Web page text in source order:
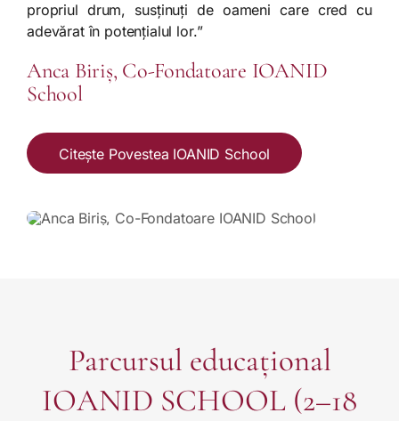
propriul drum, susținuți de oameni care cred cu
adevărat în potențialul lor.”
Anca Biriș, Co-Fondatoare IOANID
School
Citește Povestea IOANID School
Parcursul educațional
IOANID SCHOOL (2–18